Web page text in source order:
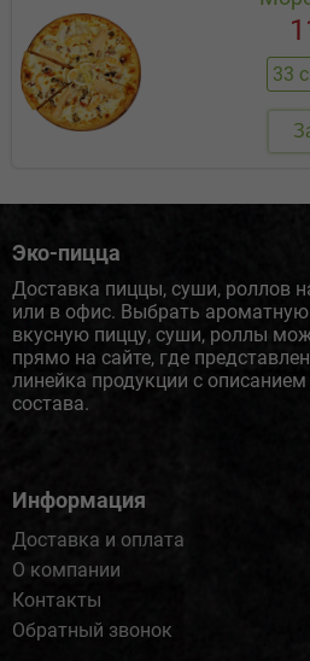
33
Эко-пицца
Доставка пиццы, суши, роллов
или в офис. Выбрать
вкусную пиццу, суши, роллы
прямо на сайте, где
линейка продукции с описанием
состава.
Информация
Доставка и оплата
О компании
Контакты
Обратный звонок